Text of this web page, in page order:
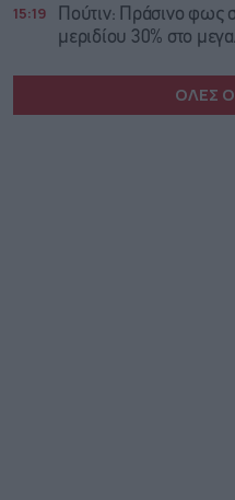
15:19
Πούτιν: Πράσινο φως
μεριδίου 30% στο
ΟΛΕΣ